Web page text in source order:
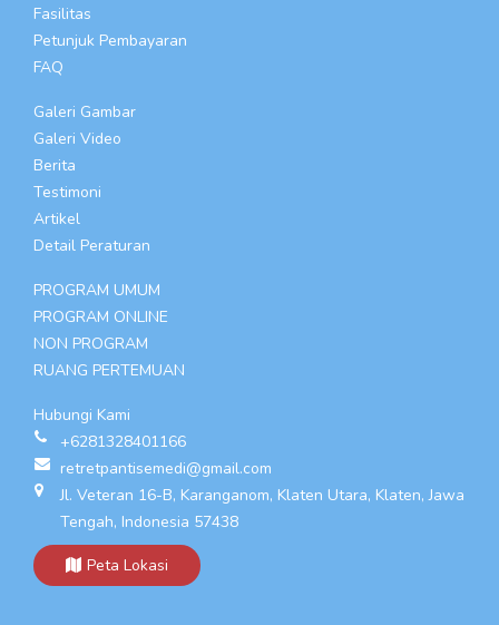
Fasilitas
Petunjuk Pembayaran
FAQ
Galeri Gambar
Galeri Video
Berita
Testimoni
Artikel
Detail Peraturan
PROGRAM UMUM
PROGRAM ONLINE
NON PROGRAM
RUANG PERTEMUAN
Hubungi Kami
+6281328401166
retretpantisemedi@gmail.com
Jl. Veteran 16-B, Karanganom, Klaten Utara, Klaten, Jawa
Tengah, Indonesia 57438
Peta Lokasi